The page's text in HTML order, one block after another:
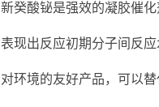
新癸酸铋是强效的凝胶催化
表现出反应初期分子间反
对环境的友好产品，可以替